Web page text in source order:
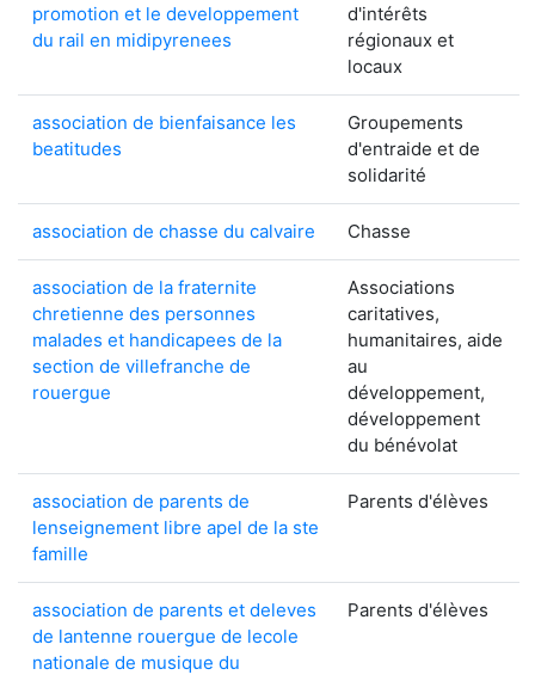
promotion et le developpement
du rail en midipyrenees
d'intérêts
régionaux et
locaux
association de bienfaisance les
beatitudes
Groupements
d'entraide et de
solidarité
association de chasse du calvaire Chasse
association de la fraternite
chretienne des personnes
malades et handicapees de la
section de villefranche de
rouergue
Associations
caritatives,
humanitaires, aide
au
développement,
développement
du bénévolat
association de parents de
lenseignement libre apel de la ste
famille
Parents d'élèves
association de parents et deleves
de lantenne rouergue de lecole
nationale de musique du
Parents d'élèves